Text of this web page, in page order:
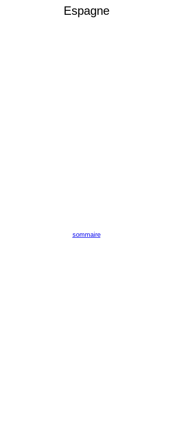
Espagne
sommaire